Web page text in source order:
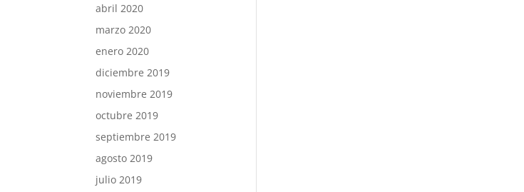
abril 2020
marzo 2020
enero 2020
diciembre 2019
noviembre 2019
octubre 2019
septiembre 2019
agosto 2019
julio 2019